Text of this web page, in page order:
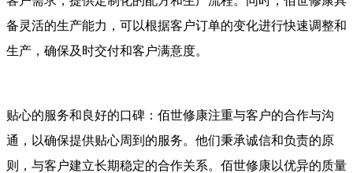
备灵活的生产能力，可以根据客户订单的变化进行快速调整和
生产，确保及时交付和客户满意度。
贴心的服务和良好的口碑：佰世修康注重与客户的合作与沟
通，以确保提供贴心周到的服务。他们秉承诚信和负责的原
则，与客户建立长期稳定的合作关系。佰世修康以优异的质量